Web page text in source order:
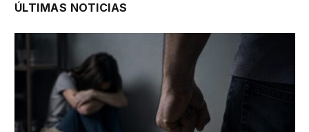
ÚLTIMAS NOTICIAS